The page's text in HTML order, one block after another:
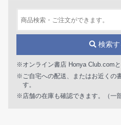
検索す
※オンライン書店 Honya Club.comと
※ご自宅への配送、またはお近くの
す。
※店舗の在庫も確認できます。（一